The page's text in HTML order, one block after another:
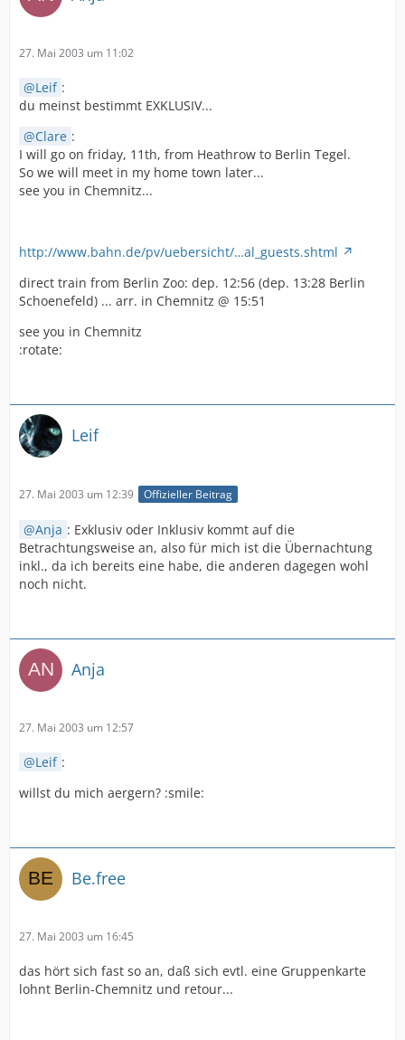
27. Mai 2003 um 11:02
Leif :
du meinst bestimmt EXKLUSIV...
Clare :
I will go on friday, 11th, from Heathrow to Berlin Tegel.
So we will meet in my home town later...
see you in Chemnitz...
http://www.bahn.de/pv/uebersicht/…al_guests.shtml
direct train from Berlin Zoo: dep. 12:56 (dep. 13:28 Berlin
Schoenefeld) ... arr. in Chemnitz @ 15:51
see you in Chemnitz
:rotate:
Leif
27. Mai 2003 um 12:39 Offizieller Beitrag
Anja : Exklusiv oder Inklusiv kommt auf die
Betrachtungsweise an, also für mich ist die Übernachtung
inkl., da ich bereits eine habe, die anderen dagegen wohl
noch nicht.
Anja
27. Mai 2003 um 12:57
Leif :
willst du mich aergern? :smile:
Be.free
27. Mai 2003 um 16:45
das hört sich fast so an, daß sich evtl. eine Gruppenkarte
lohnt Berlin-Chemnitz und retour...